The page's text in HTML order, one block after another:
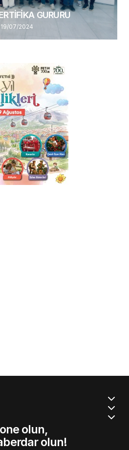
GURURU
19/07/2024
olun,
olun!